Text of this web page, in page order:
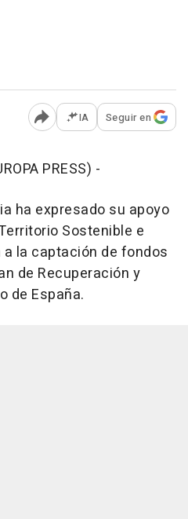
Abrir opciones para
IA Seguir en
PRESS) -
ha expresado su apoyo
Sostenible e
la captación de fondos
de Recuperación y
de España.